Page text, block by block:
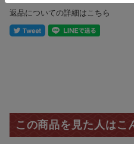
返品についての詳細はこちら
この商品を見た人はこ